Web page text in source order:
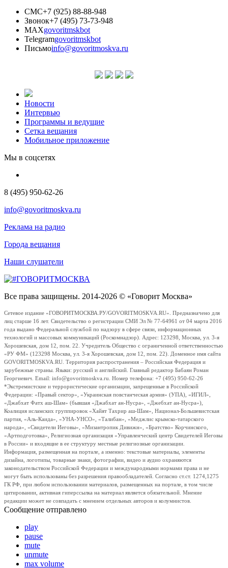
СМС+7 (925) 88-88-948
Звонок+7 (495) 73-73-948
MAXgovoritmskbot
Telegramgovoritmskbot
Письмоinfo@govoritmoskva.ru
Новости
Интервью
Программы и ведущие
Сетка вещания
Мобильное приложение
Мы в соцсетях
8 (495) 950-62-26
info@govoritmoskva.ru
Реклама на радио
Города вещания
Наши слушатели
Все права защищены. 2014-2026 © «Говорит Москва»
Сетевое издание «ГОВОРИТМОСКВА.РУ/GOVORITMOSKVA.RU». Предназначено для
лиц старше 16 лет. Свидетельство о регистрации СМИ Эл № 77-64961 от 04 марта 2016
года выдано Федеральной службой по надзору в сфере связи, информационных
технологий и массовых коммуникаций (Роскомнадзор). Адрес: 123298, Москва, ул. 3-я
Хорошевская, дом 12, пом. 22. Учредитель Общество с ограниченной ответственностью
«РУ ФМ» (123298 Москва, ул. 3-я Хорошевская, дом 12, пом. 22). Доменное имя сайта
GOVORITMOSKVA.RU. Территория распространения – Российская Федерация и
зарубежные страны. Языки: русский и английский. Главный редактор Бабаян Роман
Георгиевич. Email: info@govoritmoskva.ru. Номер телефона: +7 (495) 950-62-26
*Экстремистские и террористические организации, запрещенные в Российской
Федерации: «Правый сектор», «Украинская повстанческая армия» (УПА), «ИГИЛ»,
«Джабхат Фатх аш-Шам» (бывшая «Джабхат ан-Нусра», «Джебхат ан-Нусра»),
Коалиция исламских группировок «Хайят Тахрир аш-Шам», Национал-Большевистская
партия, «Аль-Каида», «УНА-УНСО», «Талибан», «Меджлис крымско-татарского
народа», «Свидетели Иеговы», «Мизантропик Дивижн», «Братство» Корчинского,
«Артподготовка», Религиозная организация «Управленческий центр Свидетелей Иеговы
в России» и входящие в ее структуру местные религиозные организации.
Информация, размещенная на портале, а именно: текстовые материалы, элементы
дизайна, логотипы, товарные знаки, фотографии, видео и аудио охраняются
законодательством Российской Федерации и международными нормами права и не
могут быть использованы без разрешения правообладателей. Согласно ст.ст. 1274,1275
ГК РФ, при любом использовании материалов, размещенных на портале, в том числе
цитировании, активная гиперссылка на материал является обязательной. Мнение
редакции может не совпадать с мнением отдельных авторов и колумнистов.
Сообщение отправлено
play
pause
mute
unmute
max volume